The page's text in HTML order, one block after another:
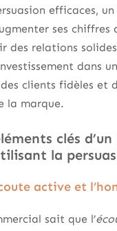
efficaces,
ses chiffres
des relations
dans
clients fidèles et
la marque.
clés d’un
la
active et
sait que l’